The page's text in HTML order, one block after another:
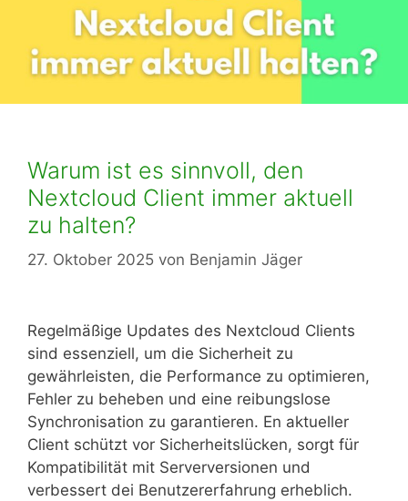
Warum ist es sinnvoll, den
Nextcloud Client immer aktuell
zu halten?
27. Oktober 2025 von Benjamin Jäger
Regelmäßige Updates des Nextcloud Clients
sind essenziell, um die Sicherheit zu
gewährleisten, die Performance zu optimieren,
Fehler zu beheben und eine reibungslose
Synchronisation zu garantieren. En aktueller
Client schützt vor Sicherheitslücken, sorgt für
Kompatibilität mit Serverversionen und
verbessert dei Benutzererfahrung erheblich.